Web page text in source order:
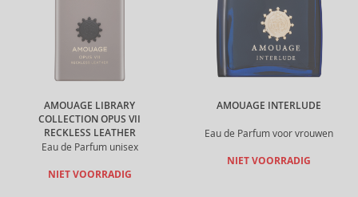
AMOUAGE LIBRARY
COLLECTION OPUS VII
RECKLESS LEATHER
Eau de Parfum unisex
NIET VOORRADIG
AMOUAGE INTERLUDE
Eau de Parfum voor vrouwen
NIET VOORRADIG